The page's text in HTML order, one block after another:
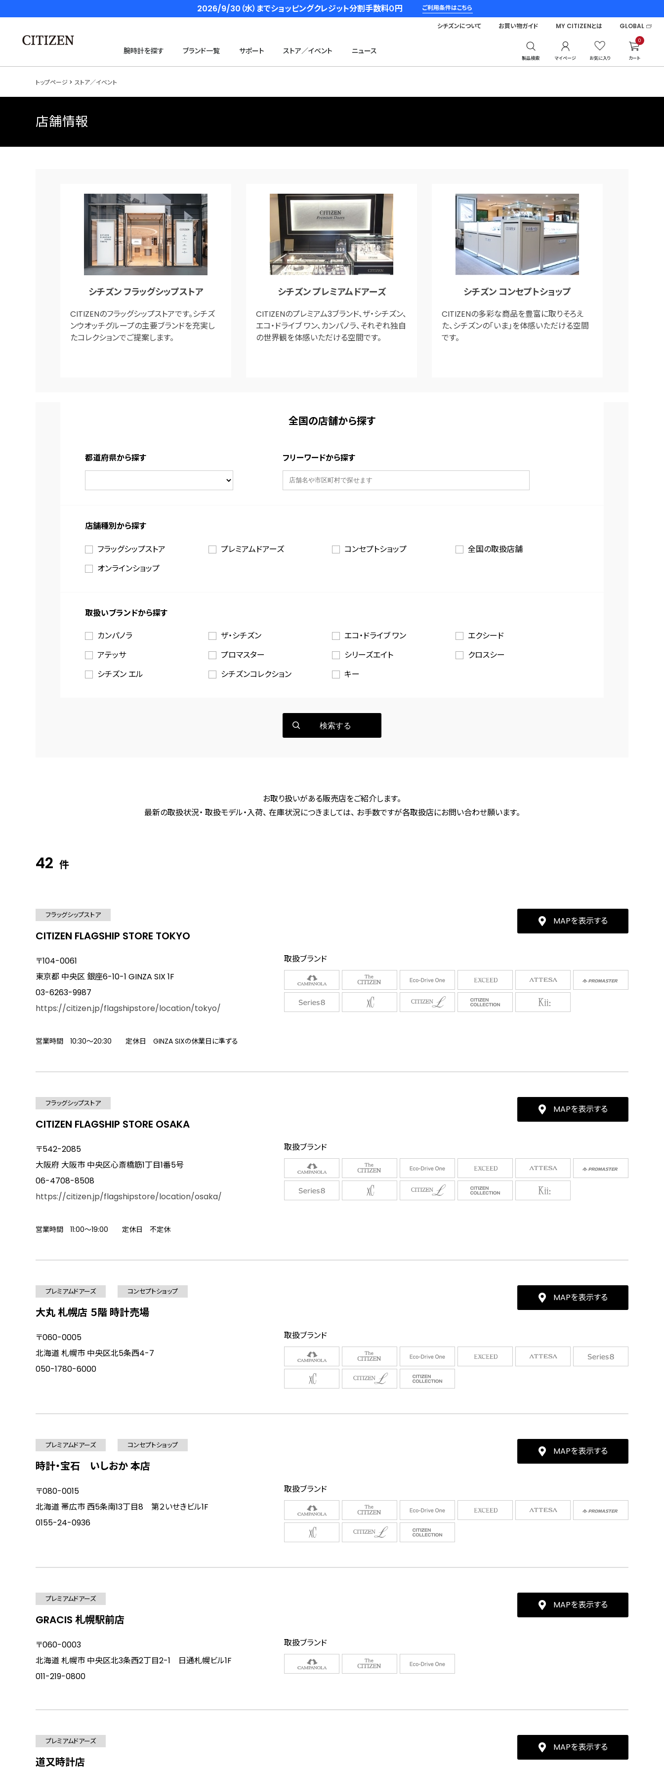
2026/9/30（水）までショッピングクレジット分割手数料０円 ご利用条件はこちら
腕時計を探す ブランド一覧 サポート ストア／イベント ニュース
製品検索 マイページ お気に入り
0
カート
シチズンについて お買い物ガイド MY CITIZENとは GLOBAL
トップページ ストア／イベント
店舗情報
シチズン フラッグシップストア
CITIZENのフラッグシップストアです。シチズ
ンウオッチグループの主要ブランドを充実し
たコレクションでご提案します。
シチズン プレミアムドアーズ
CITIZENのプレミアム3ブランド、ザ・シチズン、
エコ・ドライブ ワン、カンパノラ、それぞれ独自
の世界観を体感いただける空間です。
シチズン コンセプトショップ
CITIZENの多彩な商品を豊富に取りそろえ
た、シチズンの「いま」を体感いただける空間
です。
全国の店舗から探す
都道府県から探す フリーワードから探す
店舗種別から探す
フラッグシップストア プレミアムドアーズ コンセプトショップ
全国の取扱店舗
オンラインショップ
取扱いブランドから探す
カンパノラ ザ・シチズン エコ・ドライブ ワン
エクシード
アテッサ
プロマスター シリーズエイト
クロスシー
シチズン エル
シチズンコレクション キー
検索する
お取り扱いがある販売店をご紹介します。
最新の取扱状況・ 取扱モデル・入荷、 在庫状況につきましては、 お手数ですが各取扱店にお問い合わせ願います。
42 件
フラッグシップストア
CITIZEN FLAGSHIP STORE TOKYO
MAPを表示する
〒104-0061
東京都 中央区 銀座6-10-1 GINZA SIX 1F
03-6263-9987
https://citizen.jp/flagshipstore/location/tokyo/
取扱ブランド
営業時間 10:30～20:30 定休日 GINZA SIXの休業日に準ずる
フラッグシップストア
CITIZEN FLAGSHIP STORE OSAKA
MAPを表示する
〒542-2085
大阪府 大阪市 中央区心斎橋筋1丁目1番5号
06-4708-8508
https://citizen.jp/flagshipstore/location/osaka/
取扱ブランド
営業時間 11:00～19:00 定休日 不定休
プレミアムドアーズ コンセプトショップ
大丸 札幌店 ５階 時計売場
MAPを表示する
〒060-0005
北海道 札幌市 中央区北5条西4-7
050-1780-6000
取扱ブランド
プレミアムドアーズ コンセプトショップ
時計・宝石 いしおか 本店
MAPを表示する
〒080-0015
北海道 帯広市 西5条南13丁目8 第２いせきビル1F
0155-24-0936
取扱ブランド
プレミアムドアーズ
GRACIS 札幌駅前店
MAPを表示する
〒060-0003
北海道 札幌市 中央区北3条西2丁目2-1 日通札幌ビル1F
011-219-0800
取扱ブランド
プレミアムドアーズ
道又時計店
MAPを表示する